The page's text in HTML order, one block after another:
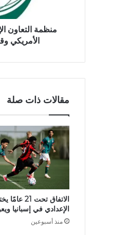
الأمريكي
مقالات ذات صلة
الاتفاق تحت
الإعدادي في إسبانيا
منذ أسبوعين